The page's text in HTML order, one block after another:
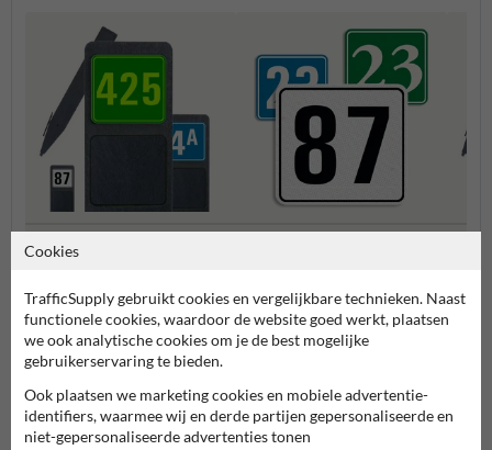
nummer
Huisnummerborden & palen
Cookies
TrafficSupply gebruikt cookies en vergelijkbare technieken. Naast
functionele cookies, waardoor de website goed werkt, plaatsen
we ook analytische cookies om je de best mogelijke
gebruikerservaring te bieden.
Ook plaatsen we marketing cookies en mobiele advertentie-
identifiers, waarmee wij en derde partijen gepersonaliseerde en
niet-gepersonaliseerde advertenties tonen